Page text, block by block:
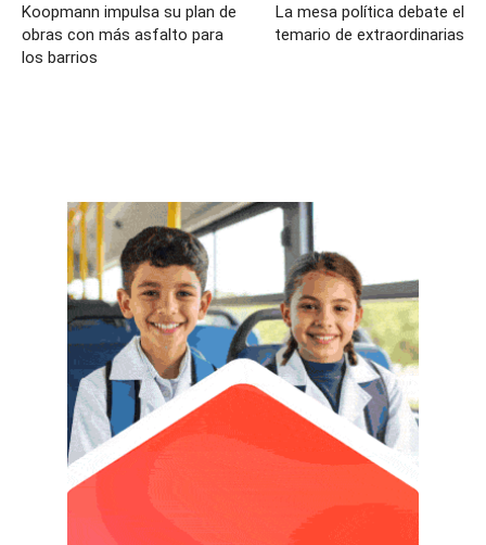
Koopmann impulsa su plan de
obras con más asfalto para
los barrios
La mesa política debate el
temario de extraordinarias